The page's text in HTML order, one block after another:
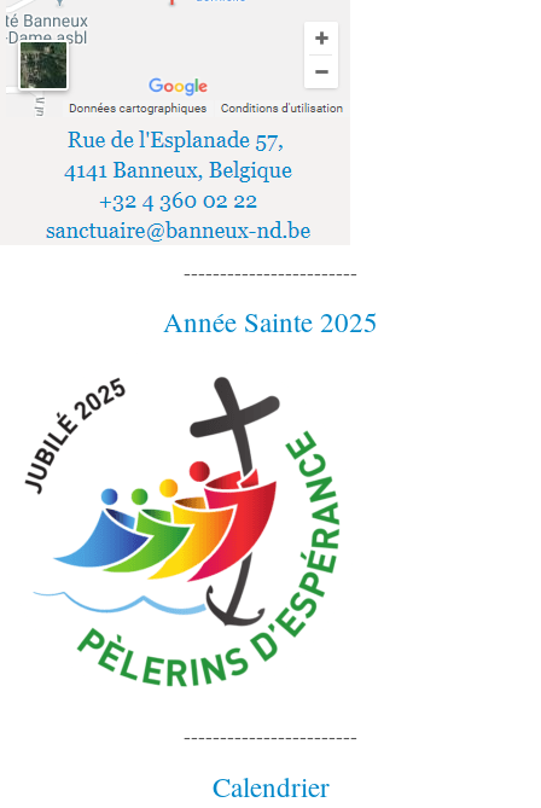
------------------------
Année Sainte 2025
------------------------
Calendrier